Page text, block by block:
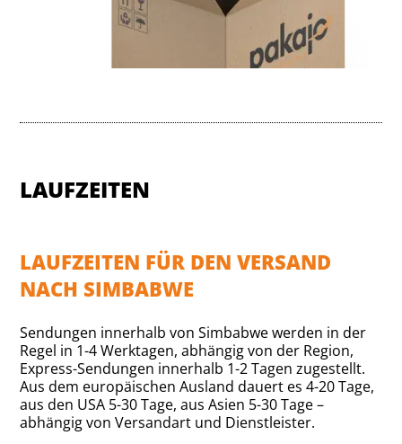
LAUFZEITEN
LAUFZEITEN FÜR DEN VERSAND
NACH SIMBABWE
Sendungen innerhalb von Simbabwe werden in der
Regel in 1-4 Werktagen, abhängig von der Region,
Express-Sendungen innerhalb 1-2 Tagen zugestellt.
Aus dem europäischen Ausland dauert es 4-20 Tage,
aus den USA 5-30 Tage, aus Asien 5-30 Tage –
abhängig von Versandart und Dienstleister.